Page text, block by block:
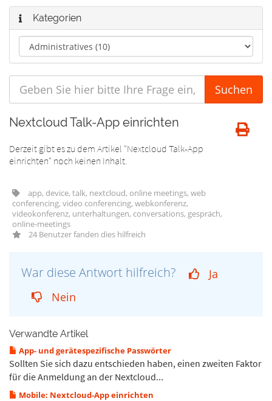
Kategorien
Nextcloud Talk-App einrichten
Derzeit gibt es zu dem Artikel "Nextcloud Talk-App
einrichten" noch keinen Inhalt.
app, device, talk, nextcloud, online meetings, web
conferencing, video conferencing, webkonferenz,
videokonferenz, unterhaltungen, conversations, gespräch,
online-meetings
24 Benutzer fanden dies hilfreich
War diese Antwort hilfreich?
Ja
Nein
Verwandte Artikel
App- und gerätespezifische Passwörter
Sollten Sie sich dazu entschieden haben, einen zweiten Faktor
für die Anmeldung an der Nextcloud...
Mobile: Nextcloud-App einrichten